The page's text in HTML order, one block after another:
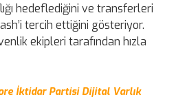
hedeflediğini ve transferleri
tercih ettiğini gösteriyor.
ekipleri tarafından hızla
İktidar Partisi Dijital Varlık